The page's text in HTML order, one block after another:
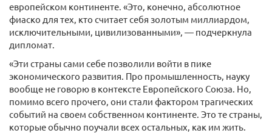
европейском континенте. «Это, конечно, абсолютное
фиаско для тех, кто считает себя золотым миллиардом,
исключительными, цивилизованными», — подчеркнула
дипломат.
«Эти страны сами себе позволили войти в пике
экономического развития. Про промышленность, науку
вообще не говорю в контексте Европейского Союза. Но,
помимо всего прочего, они стали фактором трагических
событий на своем собственном континенте. Это те страны,
которые обычно поучали всех остальных, как им жить.